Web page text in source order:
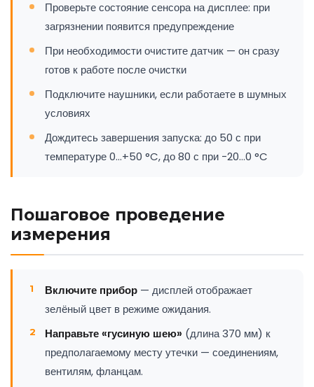
Проверьте состояние сенсора на дисплее: при
загрязнении появится предупреждение
При необходимости очистите датчик — он сразу
готов к работе после очистки
Подключите наушники, если работаете в шумных
условиях
Дождитесь завершения запуска: до 50 с при
температуре 0…+50 °C, до 80 с при −20…0 °C
Пошаговое проведение
измерения
Включите прибор — дисплей отображает
зелёный цвет в режиме ожидания.
Направьте «гусиную шею» (длина 370 мм) к
предполагаемому месту утечки — соединениям,
вентилям, фланцам.